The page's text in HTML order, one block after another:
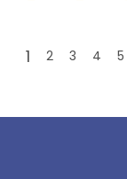
1 2 3 4 5